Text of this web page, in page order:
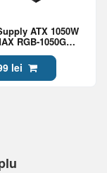
ATX 1050W
RGB-1050G
Gold, 140mm
PFC, ATX 3.1,
Full Modular, Black
lei